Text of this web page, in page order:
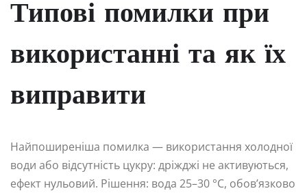
Типові помилки при
використанні та як їх
виправити
Найпоширеніша помилка — використання холодної
води або відсутність цукру: дріжджі не активуються,
ефект нульовий. Рішення: вода 25–30 °C, обов’язково